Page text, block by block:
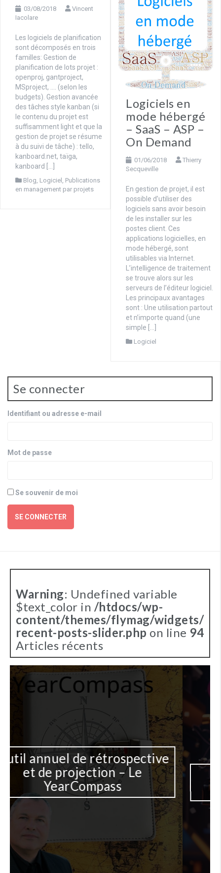
03/08/2018
Vincent
Iacolare
Les logiciels de planification
sont décomposés en trois
familles: Gestion de
planification de lots projet :
openproj, gantproject,
MSproject, …. (selon les
budgets). Gestion avancée
des tâches style kanban (si
le contenu du projet est
suffisamment light et que la
gestion de projet se résume
à du suivi de tâche) : tello,
kanboard.net, taïga,
kanboard […]
Blog, Logiciel , Publications
en management par projets
Logiciels en
mode hébergé
– SaaS – ASP –
On Demand
01/06/2018
Thierry
Secqueville
En gestion de projet, il est
possible d’utiliser des
logiciels sans avoir besoin
de les installer sur les
postes client. Ces
applications logicielles, en
mode hébergé, sont
utilisables via Internet.
L’intelligence de traitement
se trouve alors sur les
serveurs de l’éditeur logiciel.
Les principaux avantages
sont : Une utilisation partout
et n’importe quand (une
simple […]
Logiciel
Se connecter
Identifiant ou adresse e-mail
Mot de passe
Se souvenir de moi
SE CONNECTER
Warning: Undefined variable
$text_color in /htdocs/wp-
content/themes/flymag/widgets/
recent-posts-slider.php on line 94
Articles récents
Une IA pour lire des
documents pour vous